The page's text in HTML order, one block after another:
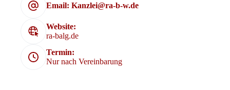
Email: Kanzlei@ra-b-w.de
Website:
ra-balg.de
Termin:
Nur nach Vereinbarung